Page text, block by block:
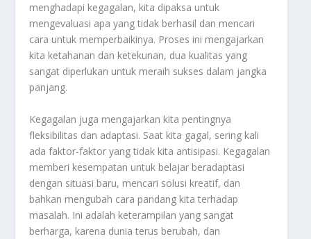
menghadapi kegagalan, kita dipaksa untuk
mengevaluasi apa yang tidak berhasil dan mencari
cara untuk memperbaikinya. Proses ini mengajarkan
kita ketahanan dan ketekunan, dua kualitas yang
sangat diperlukan untuk meraih sukses dalam jangka
panjang.
Kegagalan juga mengajarkan kita pentingnya
fleksibilitas dan adaptasi. Saat kita gagal, sering kali
ada faktor-faktor yang tidak kita antisipasi. Kegagalan
memberi kesempatan untuk belajar beradaptasi
dengan situasi baru, mencari solusi kreatif, dan
bahkan mengubah cara pandang kita terhadap
masalah. Ini adalah keterampilan yang sangat
berharga, karena dunia terus berubah, dan